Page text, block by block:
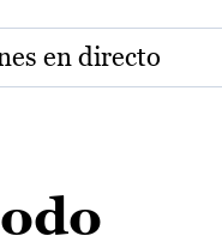
en directo